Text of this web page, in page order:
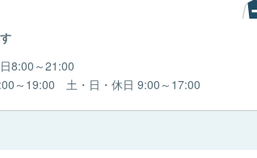
8:00～21:00
～19:00 土・日・休日 9:00～17:00